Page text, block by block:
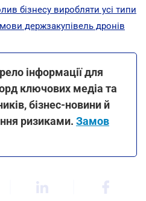
бізнесу виробляти усі типи
держзакупівель дронів
інформації для
ключових медіа та
бізнес-новини й
ризиками. Замов